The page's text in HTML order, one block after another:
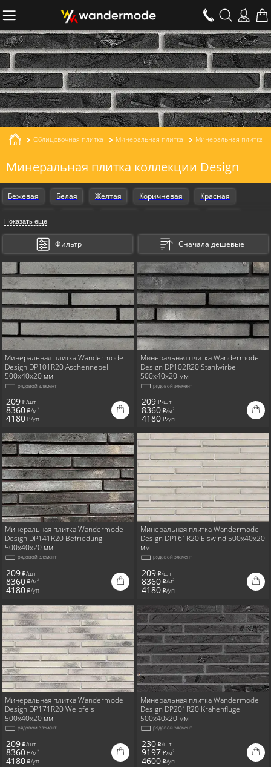
Облицовочная плитка Минеральная плитка Минеральная плитка
Минеральная плитка коллекции Design
Бежевая Белая Желтая Коричневая Красная
Оранжевая
Показать еще
Фильтр Сначала дешевые
Минеральная плитка Wandermode
Design DP101R20 Aschennebel
500x40x20 мм
рядовой элемент
209 i/шт
8360 i/м2
4180 i/уп
Минеральная плитка Wandermode
Design DP102R20 Stahlwirbel
500x40x20 мм
рядовой элемент
209 i/шт
8360 i/м2
4180 i/уп
Минеральная плитка Wandermode
Design DP141R20 Befriedung
500x40x20 мм
рядовой элемент
209 i/шт
8360 i/м2
4180 i/уп
Минеральная плитка Wandermode
Design DP161R20 Eiswind 500x40x20
мм
рядовой элемент
209 i/шт
8360 i/м2
4180 i/уп
Минеральная плитка Wandermode
Design DP171R20 Weibfels
500x40x20 мм
рядовой элемент
209 i/шт
8360 i/м2
4180 i/уп
Минеральная плитка Wandermode
Design DP201R20 Krahenflugel
500x40x20 мм
рядовой элемент
230 i/шт
9197 i/м2
4600 i/уп